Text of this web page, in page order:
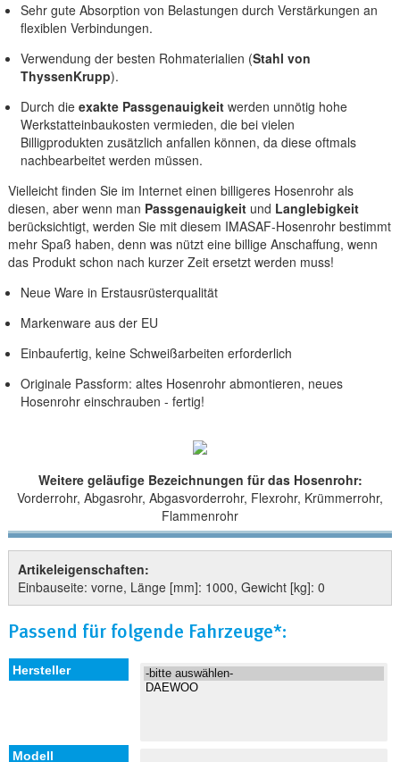
Sehr gute Absorption von Belastungen durch Verstärkungen an
flexiblen Verbindungen.
Verwendung der besten Rohmaterialien (Stahl von
ThyssenKrupp).
Durch dieexakte Passgenauigkeitwerden unnötig hohe
Werkstatteinbaukosten vermieden, die bei vielen
Billigprodukten zusätzlich anfallen können, da diese oftmals
nachbearbeitet werden müssen.
Vielleicht finden Sie im Internet einen billigeres Hosenrohr als
diesen, aber wenn man Passgenauigkeit und Langlebigkeit
berücksichtigt, werden Sie mit diesem IMASAF-Hosenrohr bestimmt
mehr Spaß haben, denn was nützt eine billige Anschaffung, wenn
das Produkt schon nach kurzer Zeit ersetzt werden muss!
Neue Ware in Erstausrüsterqualität
Markenware aus der EU
Einbaufertig, keine Schweißarbeiten erforderlich
Originale Passform: altes Hosenrohr abmontieren, neues
Hosenrohr einschrauben - fertig!
Weitere geläufige Bezeichnungen für das Hosenrohr:
Vorderrohr, Abgasrohr, Abgasvorderrohr, Flexrohr, Krümmerrohr,
Flammenrohr
Artikeleigenschaften:
Einbauseite: vorne, Länge [mm]: 1000, Gewicht [kg]: 0
Passend für folgende Fahrzeuge*: